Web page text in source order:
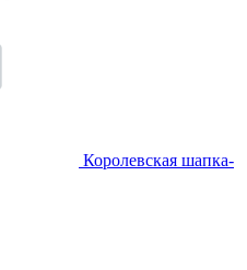
Королевская шапка-